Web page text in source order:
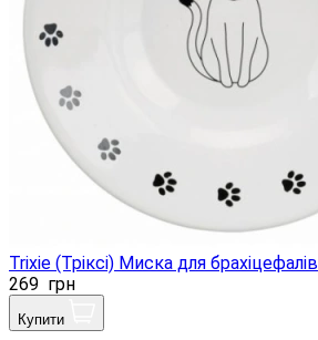
Trixie (Тріксі) Миска для брахіцефалів
269 грн
Купити